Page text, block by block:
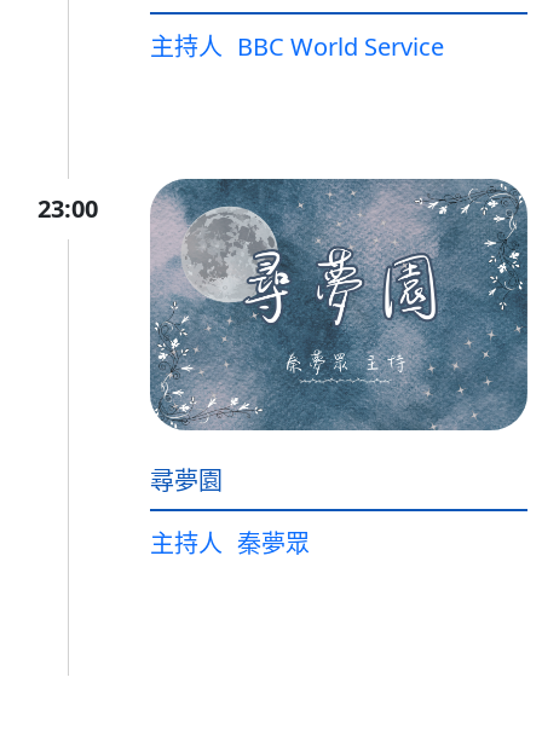
主持人 BBC World Service
23:00
尋夢園
主持人 秦夢眾